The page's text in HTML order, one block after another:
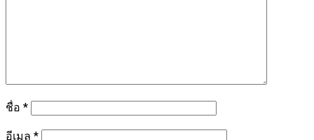
ชื่อ *
อีเมล *